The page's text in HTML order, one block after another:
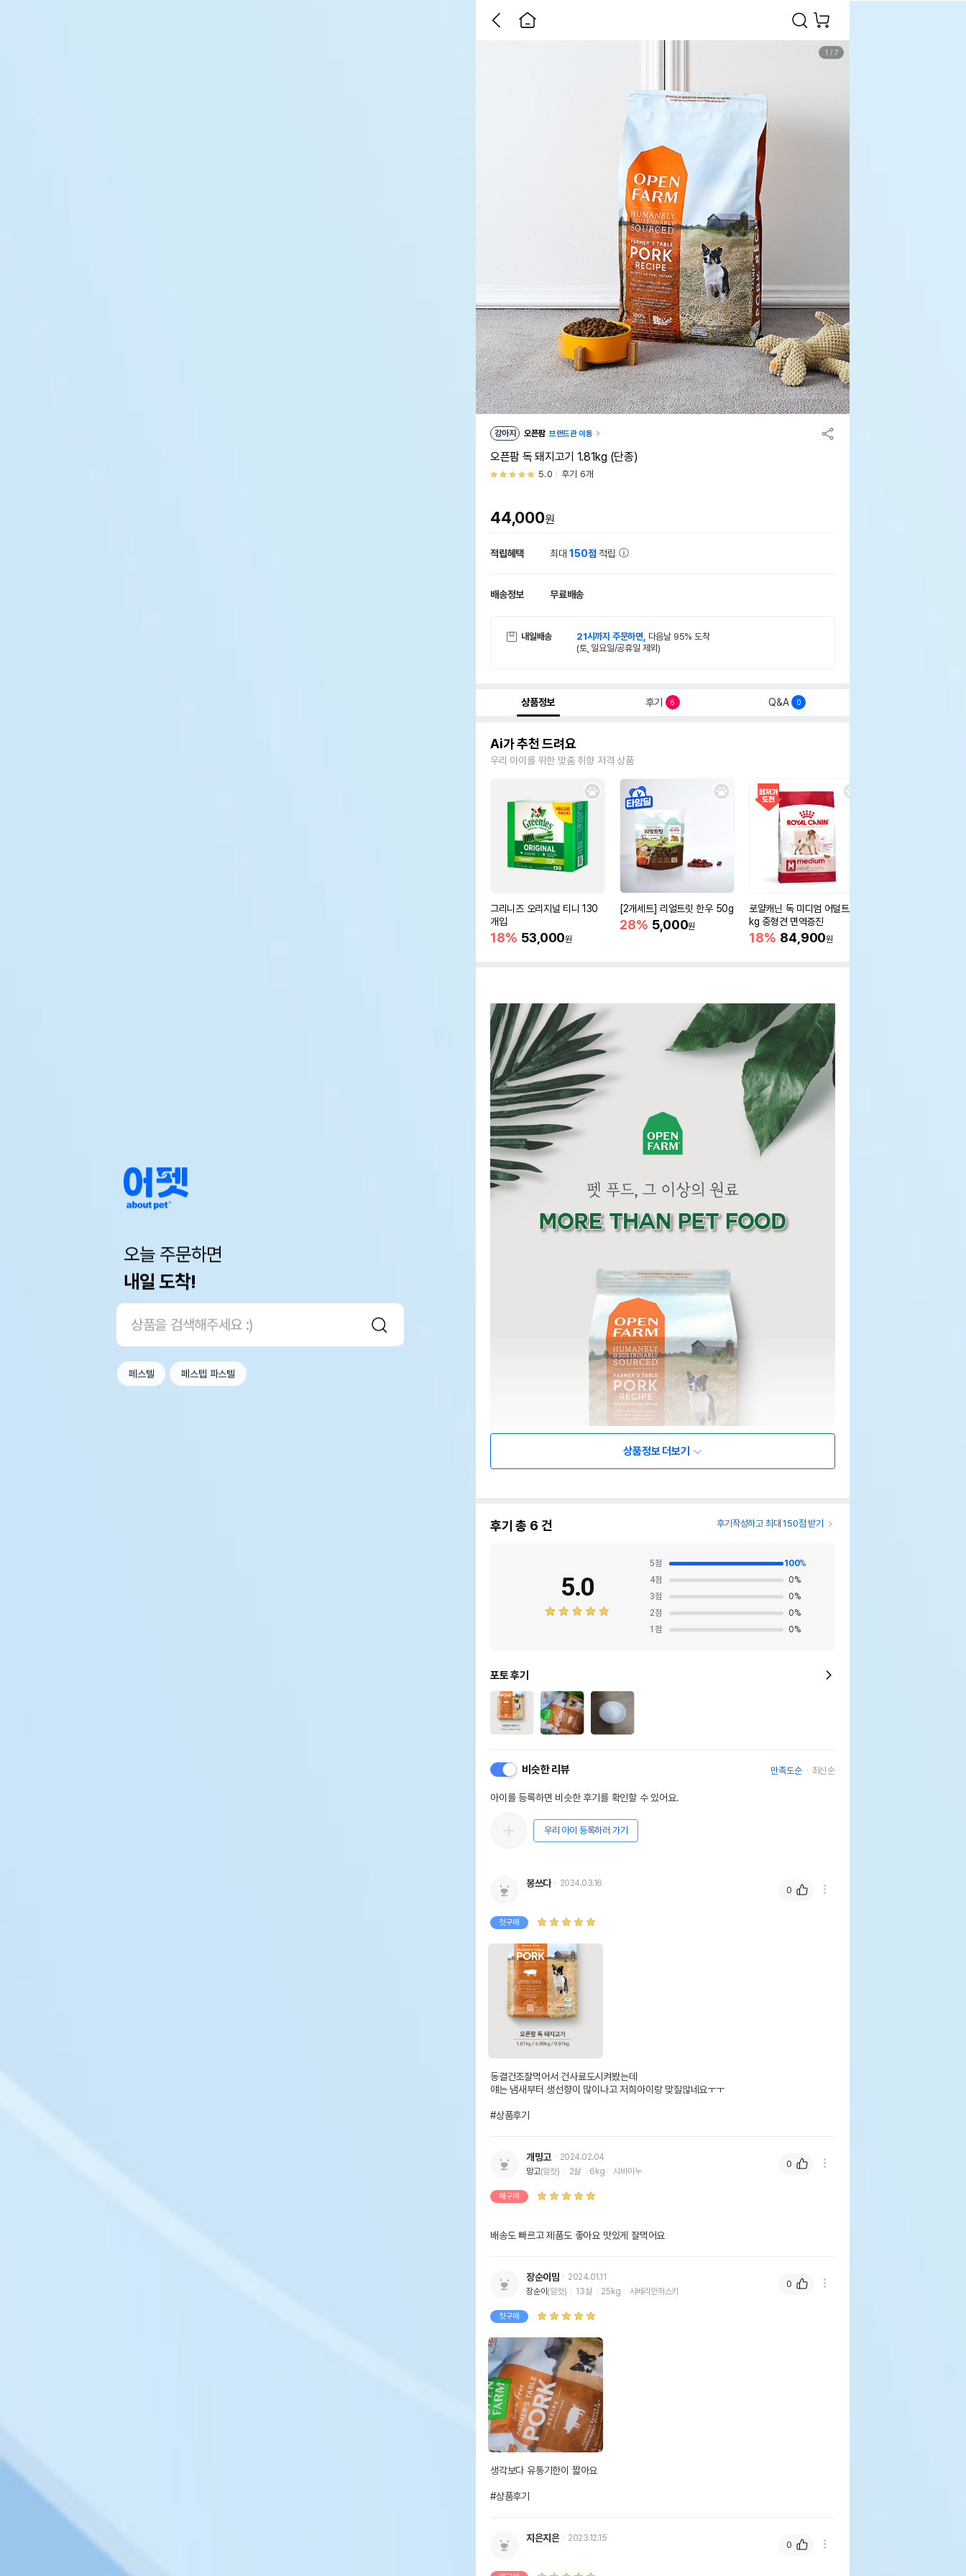
오늘 주문하면
내일 도착!
페스텔 페스텝 파스텔
1 / 7
강아지 오픈팜 브랜드관 이동
오픈팜 독 돼지고기 1.81kg (단종)
5.0 후기 6개
44,000원
적립혜택 최대150점 적립
배송정보 무료배송
내일배송 21시까지 주문하면, 다음날 95% 도착
(토, 일요일/공휴일 제외)
상품정보 후기 6 Q&A 0
Ai가 추천 드려요
우리 아이를 위한 맞춤 취향 저격 상품
그리니즈 오리지널 티니 130
개입
18% 53,000원
[2개세트] 리얼트릿 한우 50g
28% 5,000원
로얄캐닌 독 미디엄 어덜트 10
kg 중형견 면역증진
18% 84,900원
상품정보 더보기
후기 총 6 건 후기작성하고 최대 150점 받기
5.0
5점 100%
4점 0%
3점 0%
2점 0%
1 점 0%
포토 후기
비슷한 리뷰 만족도순 최신순
아이를 등록하면 비슷한 후기를 확인할 수 있어요.
우리 아이 등록하러 가기
봉쓰다 2024.03.16
첫구매
동결건조잘먹어서 건사료도시켜봤는데
얘는 냄새부터 생선향이 많이나고 저희아이랑 맞질않네요ㅜㅜ
#상품후기
0
개밍고
2024.02.04
망고(암컷) 2살 6kg 시바이누
재구매
배송도 빠르고 제품도 좋아요 맛있게 잘먹어요
0
장순이맘
2024.01.11
장순이(암컷) 13살 25kg 시베리안허스키
첫구매
생각보다 유통기한이 짧아요
#상품후기
0
지은지은 2023.12.15
0